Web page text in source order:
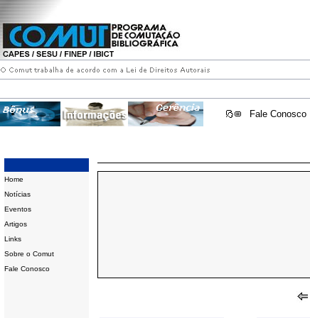
Fale Conosco
Home
Notícias
Eventos
Artigos
Links
Sobre o Comut
Fale Conosco